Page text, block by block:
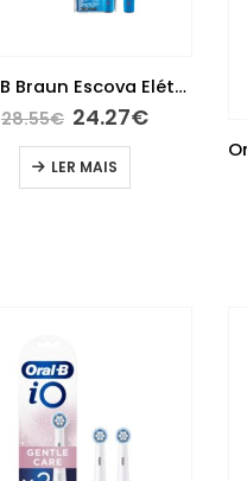
Oral B Braun Escova Elétrica Kids Star Wars D12
28.55€ 24.27€
LER MAIS